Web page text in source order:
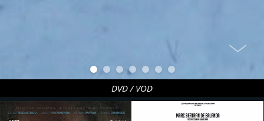
DVD / VOD